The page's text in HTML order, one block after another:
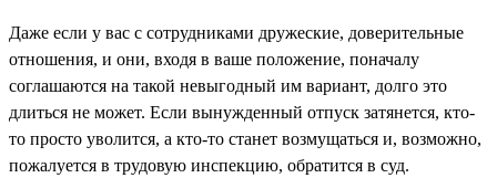
Даже если у вас с сотрудниками дружеские, доверительные
отношения, и они, входя в ваше положение, поначалу
соглашаются на такой невыгодный им вариант, долго это
длиться не может. Если вынужденный отпуск затянется, кто-
то просто уволится, а кто-то станет возмущаться и, возможно,
пожалуется в трудовую инспекцию, обратится в суд.